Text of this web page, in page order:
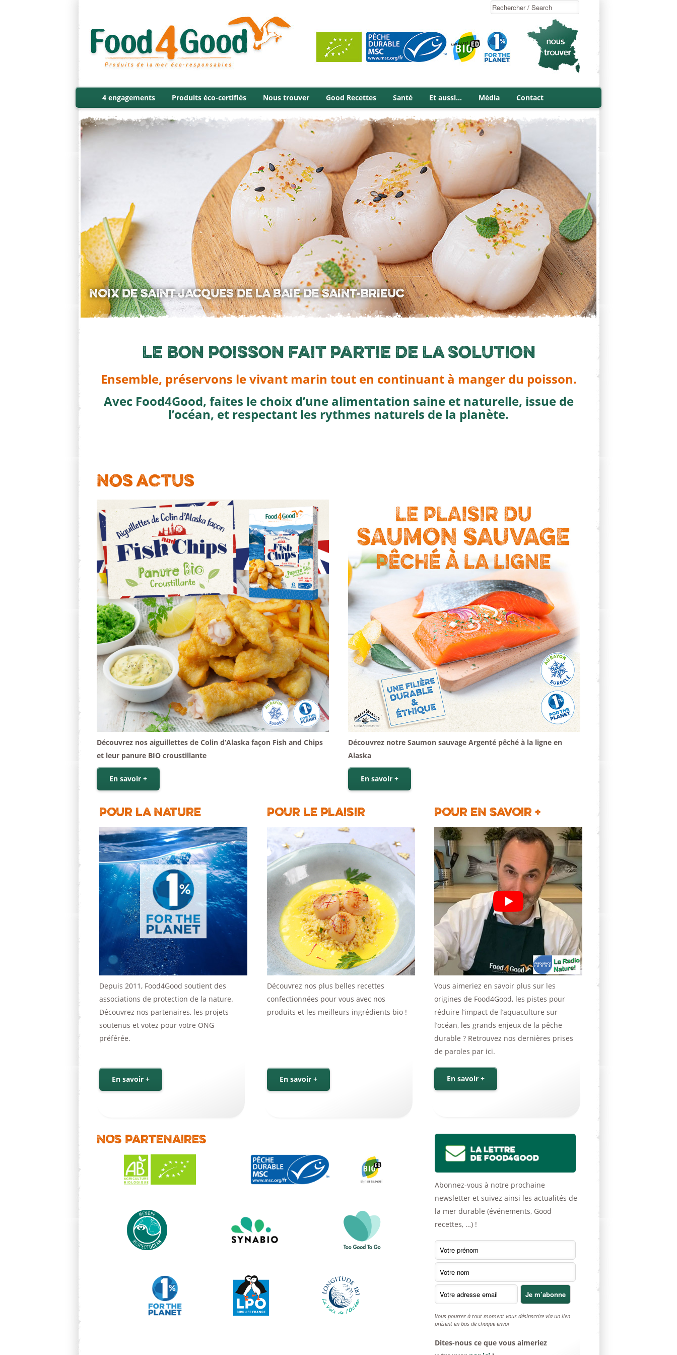
4 engagements Produits éco-certifiés Nous trouver Good Recettes Santé Et aussi… Média Contact
PÊCHE FRANÇAISE « PETITS BATEAUX »
le bon poisson fait partie de la solution
Ensemble, préservons le vivant marin tout en continuant à manger du poisson.
Avec Food4Good, faites le choix d’une alimentation saine et naturelle, issue de
l’océan, et respectant les rythmes naturels de la planète.
Nos actus
Découvrez nos aiguillettes de Colin d’Alaska façon Fish and Chips
et leur panure BIO croustillante
En savoir +
Découvrez notre Saumon sauvage Argenté pêché à la ligne en
Alaska
En savoir +
Pour la nature
Depuis 2011, Food4Good soutient des
associations de protection de la nature.
Découvrez nos partenaires, les projets
soutenus et votez pour votre ONG
préférée.
En savoir +
Pour le plaisir
Découvrez nos plus belles recettes
confectionnées pour vous avec nos
produits et les meilleurs ingrédients bio !
En savoir +
Pour en savoir +
Vous aimeriez en savoir plus sur les
origines de Food4Good, les pistes pour
réduire l’impact de l’aquaculture sur
l’océan, les grands enjeux de la pêche
durable ? Retrouvez nos dernières prises
de paroles par ici.
En savoir +
Nos partenaires
Abonnez-vous à notre prochaine
newsletter et suivez ainsi les actualités de
la mer durable (événements, Good
recettes, …) !
Vous pourrez à tout moment vous désinscrire via un lien
présent en bas de chaque envoi
Dites-nous ce que vous aimeriez